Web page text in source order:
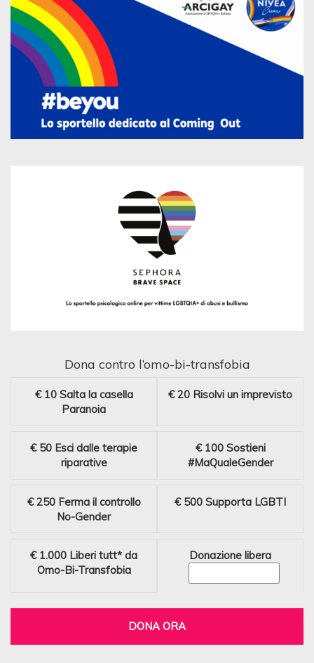
Dona contro l’omo-bi-transfobia
€ 10 Salta la casella
Paranoia
€ 20 Risolvi un imprevisto
€ 50 Esci dalle terapie
riparative
€ 100 Sostieni
#MaQualeGender
€ 250 Ferma il controllo
No-Gender
€ 500 Supporta LGBTI
€ 1.000 Liberi tutt* da
Omo-Bi-Transfobia
Donazione libera
DONA ORA